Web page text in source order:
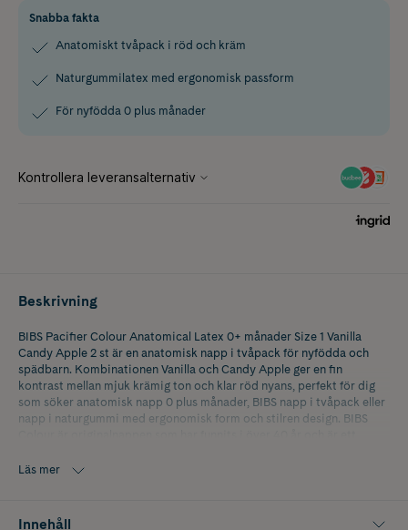
Snabba fakta
Anatomiskt tvåpack i röd och kräm
Naturgummilatex med ergonomisk passform
För nyfödda 0 plus månader
Beskrivning
BIBS Pacifier Colour Anatomical Latex 0+ månader Size 1 Vanilla
Candy Apple 2 st är en anatomisk napp i tvåpack för nyfödda och
spädbarn. Kombinationen Vanilla och Candy Apple ger en fin
kontrast mellan mjuk krämig ton och klar röd nyans, perfekt för dig
som söker anatomisk napp 0 plus månader, BIBS napp i tvåpack eller
napp i naturgummi med ergonomisk form och stilren design. BIBS
anpassad för att följa barnets gom och ge en bekväm passform från
Läs mer
Innehåll